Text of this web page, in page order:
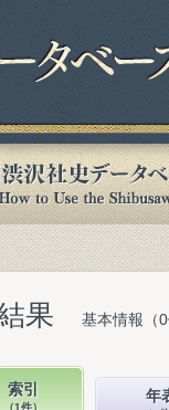
果 基本情報（
索引
（1件）
年